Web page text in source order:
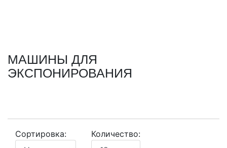
МАШИНЫ ДЛЯ
ЭКСПОНИРОВАНИЯ
Сортировка: Количество: